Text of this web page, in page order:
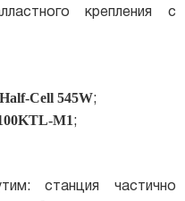
крепления с
Cell 545W;
M1 ;
станция частично